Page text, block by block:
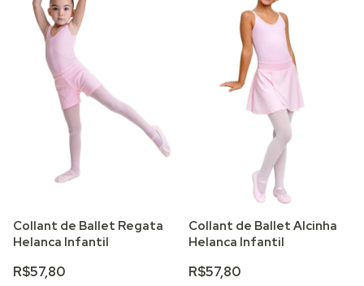
Collant de Ballet Regata
Helanca Infantil
R$57,80
Collant de Ballet Alcinha
Helanca Infantil
R$57,80